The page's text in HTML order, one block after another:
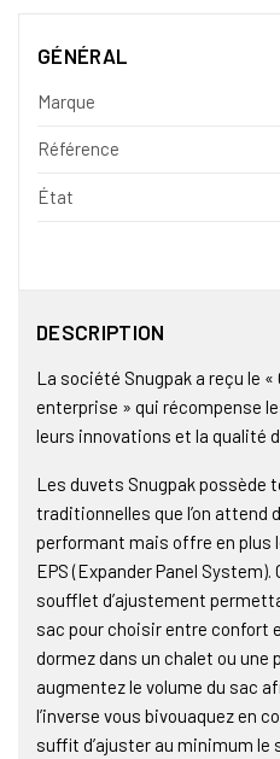
GÉNÉRAL
Marque
Référence
État
DESCRIPTION
La société Snugpak a reçu le «
enterprise » qui récompense
leurs innovations et la qualité
Les duvets Snugpak possède
traditionnelles que l’on attend
performant mais offre en plus
EPS (Expander Panel
soufflet d’ajustement
sac pour choisir entre confort
dormez dans un chalet ou une
augmentez le volume du sac
l’inverse vous bivouaquez en
suffit d’ajuster au minimum le